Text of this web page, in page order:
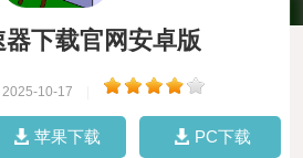
器下载官网安卓版
2025-10-17
苹果下载 PC下载